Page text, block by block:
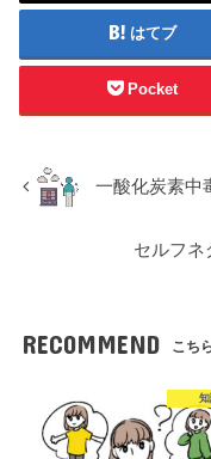
はてブ
Pocket
一酸化炭素中
セルフネ
RECOMMEND こち